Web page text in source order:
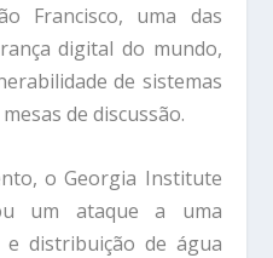
Francisco, uma das
digital do mundo,
de sistemas
de discussão.
o Georgia Institute
um ataque a uma
distribuição de água